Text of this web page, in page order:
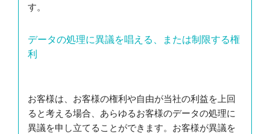
す。
データの処理に異議を唱える、または制限する権
利
お客様は、お客様の権利や自由が当社の利益を上回
ると考える場合、あらゆるお客様のデータの処理に
異議を申し立てることができます。お客様が異議を